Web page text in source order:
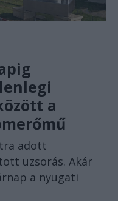
a
adott
uzsorás. Akár
a nyugati